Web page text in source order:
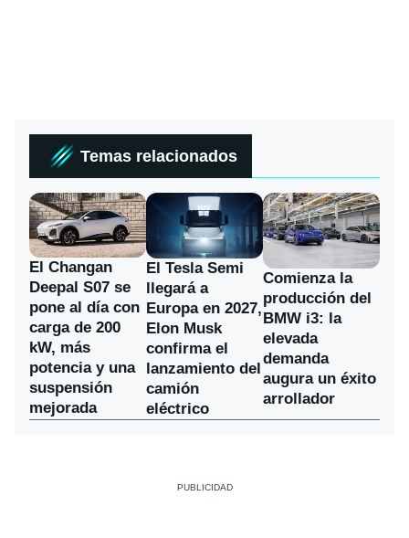
Temas relacionados
El Changan
Deepal S07 se
pone al día con
carga de 200
kW, más
potencia y una
suspensión
mejorada
El Tesla Semi
llegará a
Europa en 2027,
Elon Musk
confirma el
lanzamiento del
camión
eléctrico
Comienza la
producción del
BMW i3: la
elevada
demanda
augura un éxito
arrollador